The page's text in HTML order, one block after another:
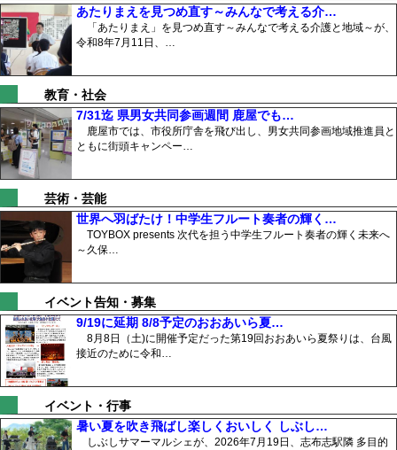
あたりまえを見つめ直す～みんなで考える介…
「あたりまえ」を見つめ直す～みんなで考える介護と地域～が、
令和8年7月11日、…
教育・社会
7/31迄 県男女共同参画週間 鹿屋でも…
鹿屋市では、市役所庁舎を飛び出し、男女共同参画地域推進員と
ともに街頭キャンペー…
芸術・芸能
世界へ羽ばたけ！中学生フルート奏者の輝く…
TOYBOX presents 次代を担う中学生フルート奏者の輝く未来へ
～久保…
イベント告知・募集
9/19に延期 8/8予定のおおあいら夏…
8月8日（土)に開催予定だった第19回おおあいら夏祭りは、台風
接近のために令和…
イベント・行事
暑い夏を吹き飛ばし楽しくおいしく しぶし…
しぶしサマーマルシェが、2026年7月19日、志布志駅隣 多目的